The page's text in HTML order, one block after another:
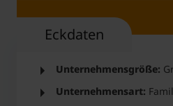
Eckdaten
Unternehmensgröße:
Unternehmensart: